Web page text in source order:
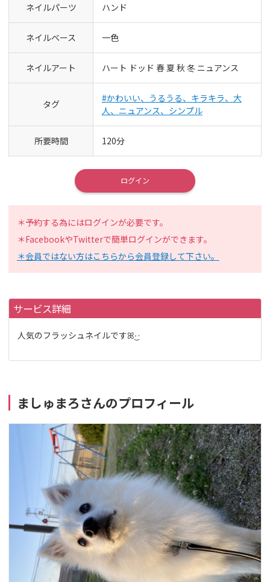
ネイルパーツ ハンド
ネイルベース 一色
ネイルアート ハート ドッド 春 夏 秋 冬 ニュアンス
タグ
#かわいい、うるうる、キラキラ、大
人、ニュアンス、シンプル
所要時間 120分
ログイン
＊予約する為にはログインが必要です。
＊FacebookやTwitterで簡単ログインができます。
＊会員ではない方はこちらから会員登録して下さい。
サービス詳細
人気のフラッシュネイルですꕤ︎︎·͜·
ましゅまろさんのプロフィール